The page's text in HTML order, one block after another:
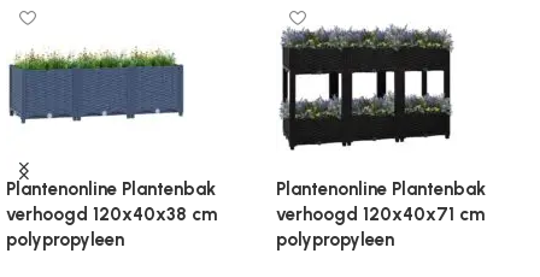
Plantenonline Plantenbak
verhoogd 120x40x71 cm
polypropyleen
Plantenonline Plantenbak
verhoogd 120x40x71 cm
polypropyleen